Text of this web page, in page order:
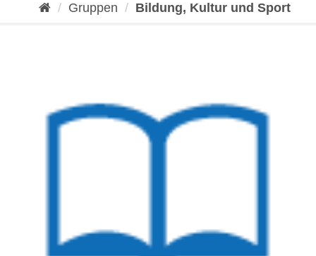
Gruppen Bildung, Kultur und Sport